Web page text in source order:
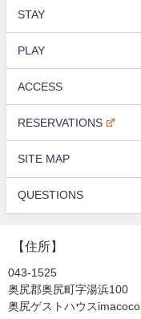
STAY
PLAY
ACCESS
RESERVATIONS
SITE MAP
QUESTIONS
【住所】
043-1525
奥尻郡奥尻町字湯浜100
奥尻ゲストハウスimacoco